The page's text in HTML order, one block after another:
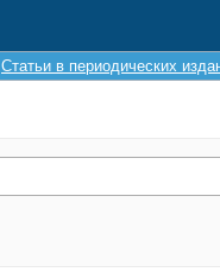
Статьи в периодических